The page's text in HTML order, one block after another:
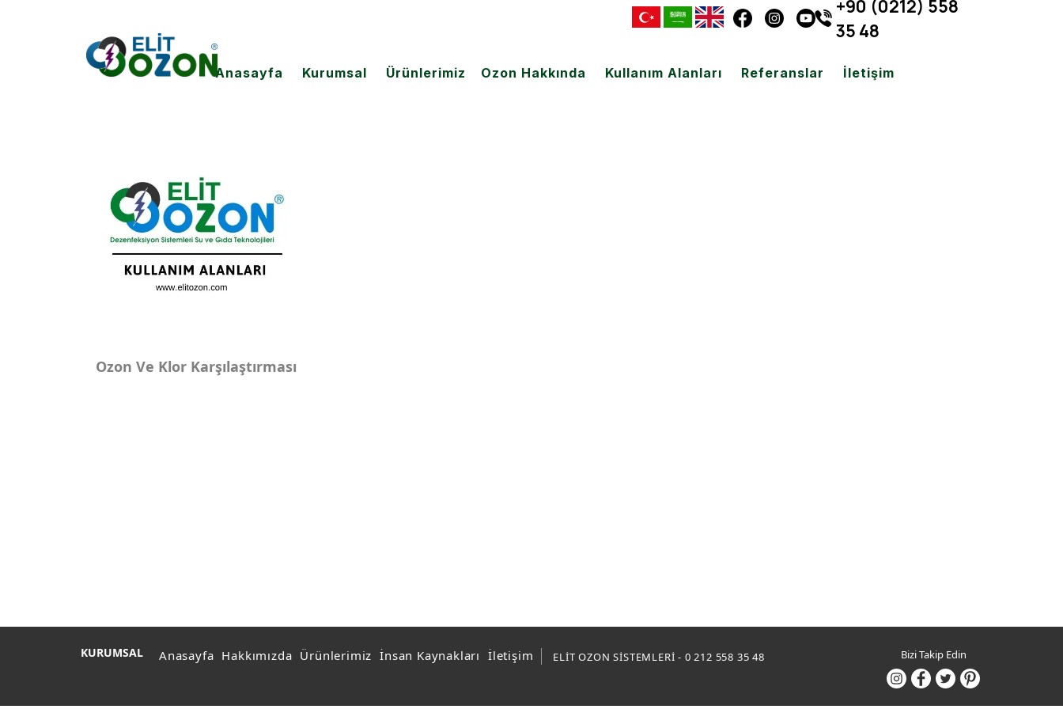
Ozon Ve Klor Karşılaştırması
+90 (0212) 558
35 48
Anasayfa Kurumsal Ürünlerimiz Ozon Hakkında Kullanım Alanları Referanslar İletişim
KURUMSAL Anasayfa Hakkımızda Ürünlerimiz İnsan Kaynakları İletişim ELİT OZON SİSTEMLERİ - 0 212 558 35 48 Bizi Takip Edin